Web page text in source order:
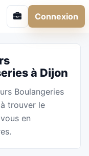
Connexion
à Dijon
Boulangeries
trouver le
en